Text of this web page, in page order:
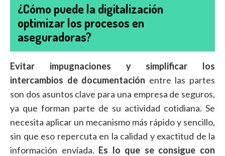
¿Cómo puede la digitalización
optimizar los procesos en
aseguradoras?
Evitar impugnaciones y simplificar los
intercambios de documentación entre las partes
son dos asuntos clave para una empresa de seguros,
ya que forman parte de su actividad cotidiana. Se
necesita aplicar un mecanismo más rápido y sencillo,
sin que eso repercuta en la calidad y exactitud de la
información envíada. Es lo que se consigue con